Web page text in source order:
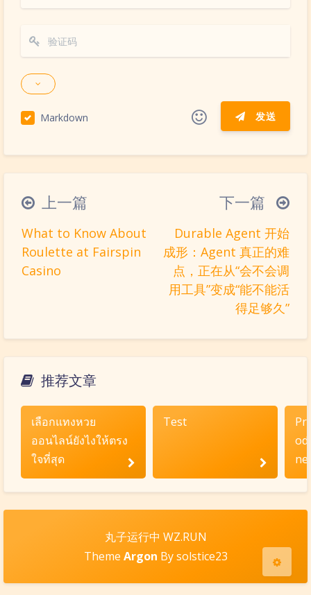
深阴影
Markdown 发送
|´・ω・)ノ ヾ(≧∇≦*)ゝ
(☆ω☆)
∠( ᐛ 」∠)＿
୧(๑•̀⌄•́๑)૭
(ノ°ο°)ノ
(´இ皿இ｀)
⌇●﹏●⌇
(ฅ´ω`ฅ)
φ(￣∇￣o)
( ๑´•ω•) "(ㆆᴗㆆ)
上一篇
What to Know About
Roulette at Fairspin
Casino
下一篇
Durable Agent 开始
成形：Agent 真正的难
点，正在从“会不会调
用工具”变成“能不能活
得足够久”
推荐文章
เลือกแทงหวย
ออนไลน์ยังไงให้ตรง
ใจที่สุด
Test
od
丸子运行中 WZ.RUN
Theme Argon By solstice23